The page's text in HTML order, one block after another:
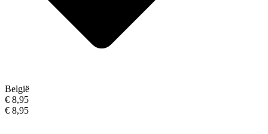
België
€ 8,95
€ 8,95